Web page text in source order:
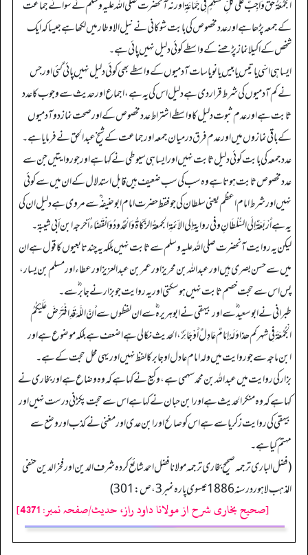
الجُمُعَةُ حَقٌّ وَاجِبٌ عَلَى كُلِّ مُسلِمٍ فِي جَمَاعَةٍ اور نہ آنحضرت صلی اللہ علیہ وسلم نے سوائے جماعت
کے جمعہ پڑھا ہے اور عدد مخصوص کی بابت شوکانی نے نیل الاوطار میں لکھا ہے جیسا کہ ایک
شخص کے اکیلا نماز پڑھنے کے واسطے کوئی دلیل نہیں پائی ہے۔
ایسا ہی اسّی یا تیس یا بیس یا نو یا سات آدمیوں کے واسطے بھی کوئی دلیل نہیں پائی گئی اور جس
نے کم آدمیوں کی شرط قرار دی ہے دلیل اس کی یہ ہے، اجماع اور حدیث سے وجوب کا عدد
ثابت ہے اور عدم ثبوت دلیل کا واسطے اشتراط عدد مخصوص کے اور صحت نماز دو آدمیوں
کے باقی نمازوں میں اور عدم فرق درمیان جمعہ اور جماعت کے شیخ عبد الحق نے فرمایا ہے۔
عدد جمعہ کی بابت کوئی دلیل ثابت نہیں اور ایسا ہی سیوطی نے کہا ہے اور جو روایتیں جن سے
عدد مخصوص ثابت ہوتا ہے وہ سب کی سب ضعیف ہیں قابل استدلال کے ان میں سے کوئی
نہیں اور شرط امام اعظم یعنی سلطان کی جو فقط حضرت امام ابو حنیفہ ؒ سے مروی ہے دلیل ان کی
یہ ہے أَرْبَعَةٌ إِلَى السُّلْطَانِ وفي روایة إلی الأئمةِ الجمعةُ الزَّكَاةُ وَالْحُدُودُ وَالْقَضَاءُ أخرجه ابن أبي شیبة۔
لیکن یہ روایت آنحضرت صلی اللہ علیہ وسلم سے ثابت نہیں بلکہ یہ چند تابعیوں کا قول ہے ان
میں سے حسن بصری ہیں اور عبد اللہ بن محریز اور عمر بن عبد العزیز اور عطاء اور مسلم بن یسار،
پس اس سے حجت خصم ثابت نہیں ہوسکتی اور یہ روایت جو بزار نے جابر ؓ سے۔
طبرانی نے ابو سعید ؓ سے اور بیہقی نے ابو ہریرہ ؓ سے ان لفظوں سے أَنَّ اللَّهَ قَدِ افْتَرَضَ عَلَيْكُمُ
الْجُمُعَةَ فِى شهرکم ھذا وَلَهُ إِمَامٌ عَادِلٌ أَوْ جَائِرٌ، الحدیث نکالی ہے اضعف ہے بلکہ موضوع ہے اور
ابن ماجہ سے جو روایت میں ولہ امام عادل او جابر کا لفظ نہیں اور یہی محل حجت کے ہے۔
بزار کی روایت میں عبد اللہ بن محمد سہمی ہے، وکیع نے کہا ہے کہ وہ وضاع ہے اور بخاری نے
کہا ہے کہ وہ منکر الحدیث ہے اور ابن حبان نے کہا ہے اس سے حجت پکڑنی درست نہیں اور
بیہقی کی روایت زکریا سے ہے اس کو صالح اور ابن عدی اور مغنی نے کذب اور وضع سے
مہتم کیا ہے۔
(فضل الباری ترجمہ صحیح بخاری ترجمہ مولانا فضل احمد شائع کردہ شرف الدین اور فخر الدین حنفی
المذہب لاہور در سنہ1886عیسوی پارہ نمبر3، ص: 301)
[صحیح بخاری شرح از مولانا داود راز، حدیث/صفحہ نمبر: 4371]